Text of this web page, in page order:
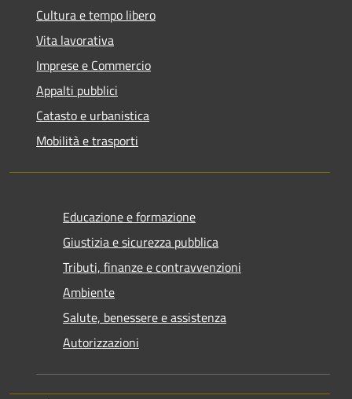
Cultura e tempo libero
Vita lavorativa
Imprese e Commercio
Appalti pubblici
Catasto e urbanistica
Mobilità e trasporti
Educazione e formazione
Giustizia e sicurezza pubblica
Tributi, finanze e contravvenzioni
Ambiente
Salute, benessere e assistenza
Autorizzazioni